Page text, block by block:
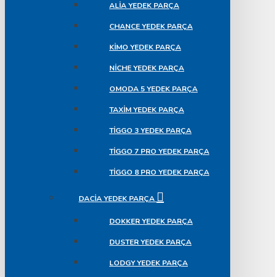
ALIA YEDEK PARÇA
CHANCE YEDEK PARÇA
KIMO YEDEK PARÇA
NICHE YEDEK PARÇA
OMODA 5 YEDEK PARÇA
TAXIM YEDEK PARÇA
TIGGO 3 YEDEK PARÇA
TIGGO 7 PRO YEDEK PARÇA
TIGGO 8 PRO YEDEK PARÇA
DACIA YEDEK PARÇA
DOKKER YEDEK PARÇA
DUSTER YEDEK PARÇA
LODGY YEDEK PARÇA